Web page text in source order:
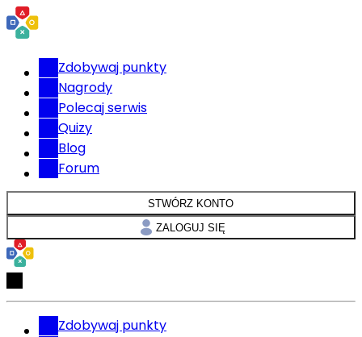
Zdobywaj punkty
Nagrody
Polecaj serwis
Quizy
Blog
Forum
STWÓRZ KONTO
ZALOGUJ SIĘ
Zdobywaj punkty